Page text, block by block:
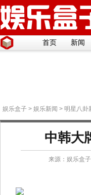
首页 新闻
娱乐盒子 > 娱乐新闻 > 明星八卦
中韩大
来源： 娱乐盒子